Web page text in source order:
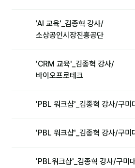
'AI 교육'_김종혁 강사/
소상공인시장진흥공단
'CRM 교육'_김종혁 강사/
바이오프로테크
'PBL 워크샵'_김종혁 강사/구미
'PBL 워크샵'_김종혁 강사/구미
'PBL워크샵'_김종혁 강사/구미